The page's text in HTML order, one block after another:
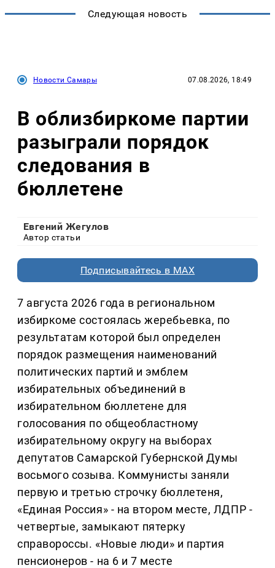
Следующая новость
Новости Самары 07.08.2026, 18:49
В облизбиркоме партии
разыграли порядок
следования в
бюллетене
Евгений Жегулов
Автор статьи
Подписывайтесь в MAX
7 августа 2026 года в региональном
избиркоме состоялась жеребьевка, по
результатам которой был определен
порядок размещения наименований
политических партий и эмблем
избирательных объединений в
избирательном бюллетене для
голосования по общеобластному
избирательному округу на выборах
депутатов Самарской Губернской Думы
восьмого созыва. Коммунисты заняли
первую и третью строчку бюллетеня,
«Единая Россия» - на втором месте, ЛДПР -
четвертые, замыкают пятерку
справороссы. «Новые люди» и партия
пенсионеров - на 6 и 7 месте